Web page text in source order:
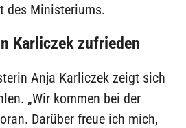
des Ministeriums.
Karliczek zufrieden
Anja Karliczek zeigt sich
„Wir kommen bei der
Darüber freue ich mich,